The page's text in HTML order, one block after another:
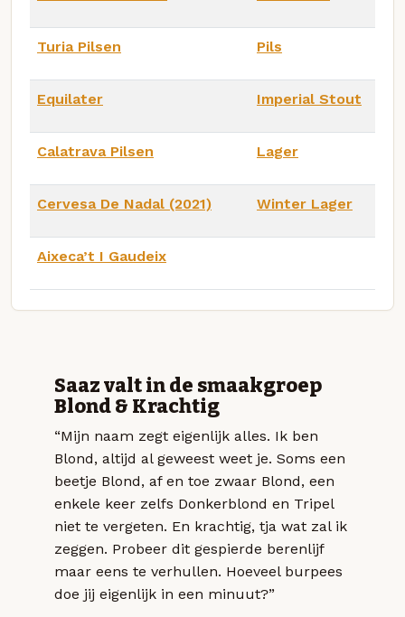
Turia Pilsen Pils
Equilater Imperial Stout
Calatrava Pilsen Lager
Cervesa De Nadal (2021) Winter Lager
Aixeca’t I Gaudeix
Saaz valt in de smaakgroep
Blond & Krachtig
“Mijn naam zegt eigenlijk alles. Ik ben
Blond, altijd al geweest weet je. Soms een
beetje Blond, af en toe zwaar Blond, een
enkele keer zelfs Donkerblond en Tripel
niet te vergeten. En krachtig, tja wat zal ik
zeggen. Probeer dit gespierde berenlijf
maar eens te verhullen. Hoeveel burpees
doe jij eigenlijk in een minuut?”